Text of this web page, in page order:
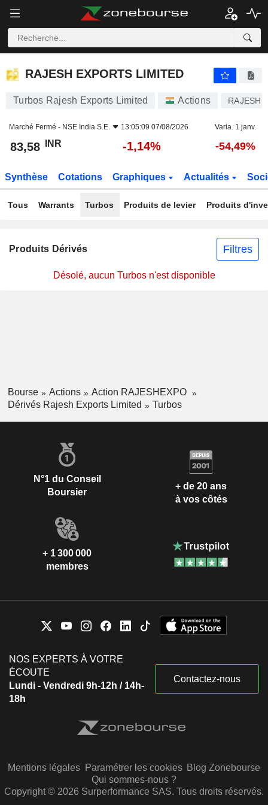
RAJESH EXPORTS LIMITED
RAJESH EXPORTS LIMITED
Turbos Rajesh Exports Limited Actions
Marché Fermé - NSE India S.E. 13:05:09 07/08/2026 Varia. 1 janv.
83,58 INR -1,14% -54,49%
Synthèse Cotations Graphiques Actualités
Tous Warrants Turbos Produits de levier Produits
Produits Dérivés Filtres
Désolé, aucun Turbos n'est disponible
Bourse Actions
Action RAJESHEXPO
Dérivés Rajesh Exports Limited
Turbos
N°1 du Conseil
Boursier
+ de 20 ans
à vos côtés
+ 1 300 000
membres
NOS EXPERTS À VOTRE
ÉCOUTE
Lundi - Vendredi 9h-12h / 14h-
18h
Contactez-nous
Mentions légales Paramétrer les cookies Blog Zonebourse
Qui sommes-nous ?
Copyright © 2026 Surperformance SAS. Tous droits réservés.